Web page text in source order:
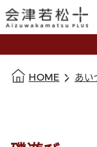
HOME あ